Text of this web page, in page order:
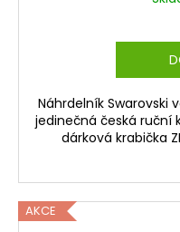
Náhrdelník Swarovski
jedinečná česká ruční
dárková krabička
AKCE